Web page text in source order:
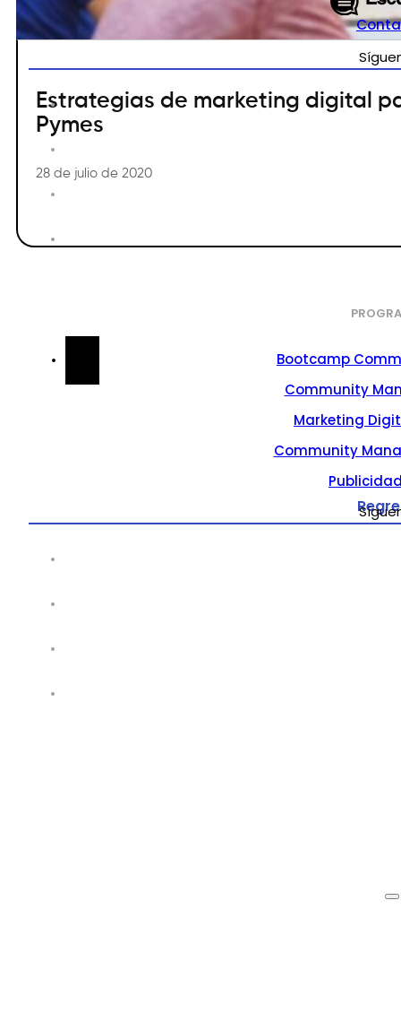
Bootcamp
Community
Marketing
Community
Estrategias de marketing digital
Pymes
28 de julio de 2020